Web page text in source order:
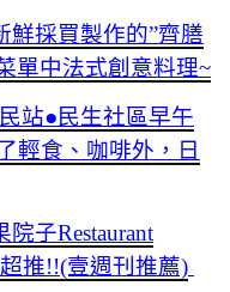
鮮採買製作的”齊膳
單中法式創意料理~
站●民生社區早午
輕食、咖啡外，日
子Restaurant
推!!(壹週刊推薦)